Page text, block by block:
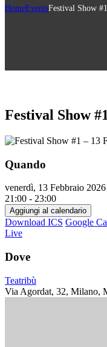
HomeEventsFestival Show
Festival Show
Quando
venerdì, 13 Febbraio 2026
21:00 - 23:00
Aggiungi al calendario
Download ICS Google
Live
Dove
Teatribù
Via Agordat, 32, Milano,